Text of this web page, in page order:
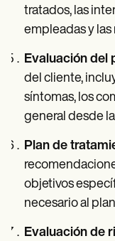
tratados, las
empleadas y
Evaluación del
del cliente,
síntomas, los
general desde
Plan de
objetivos
necesario al
Evaluación de